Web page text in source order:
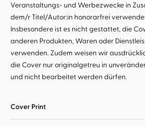
Veranstaltungs- und Werbezwecke in
dem/r Titel/Autor:in honorarfrei
Insbesondere ist es nicht gestattet, die
anderen Produkten, Waren oder
verwenden. Zudem weisen wir
die Cover nur originalgetreu in
und nicht bearbeitet werden dürfen.
Cover Print